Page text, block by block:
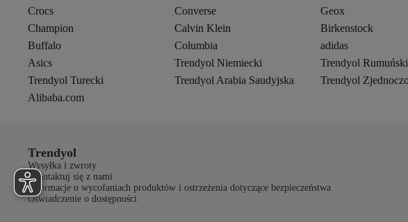
Crocs
Converse
Geox
Champion
Calvin Klein
Birkenstock
Buffalo
Columbia
adidas
Asics
Trendyol Niemiecki
Trendyol Rumuński
Trendyol Turecki
Trendyol Arabia Saudyjska
Alibaba.com
Trendyol
Wysyłka i zwroty
Skontaktuj się z nami
Informacje o wycofaniach produktów i ostrzeżenia dotyczące bezpieczeństwa
Oświadczenie o dostępności